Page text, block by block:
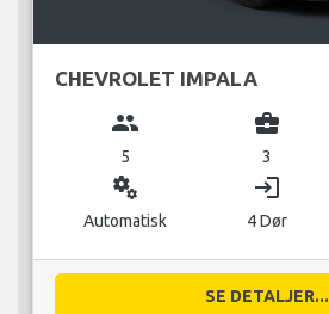
CHEVROLET IMPALA
group
5
business_center
3
miscellaneous_services
Automatisk
login
4 Dør
SE DETALJER...